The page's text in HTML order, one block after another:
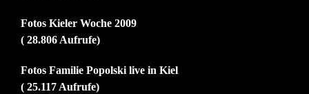
Fotos Kieler Woche 2009
( 28.806 Aufrufe)
Fotos Familie Popolski live in Kiel
( 25.117 Aufrufe)